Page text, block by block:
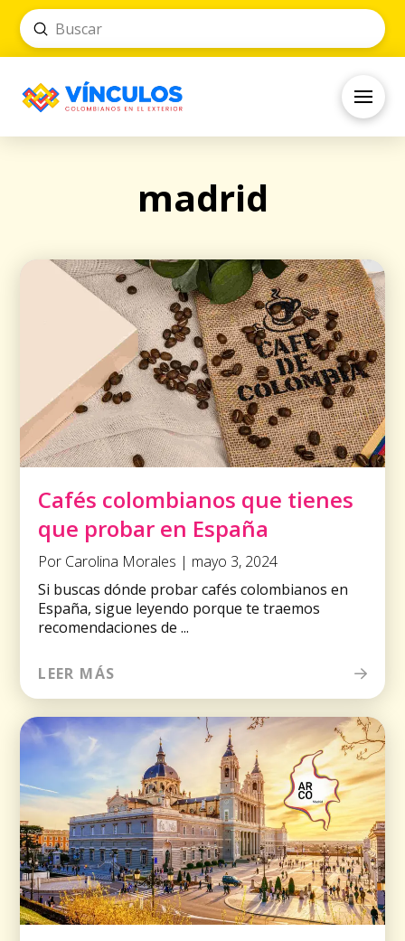
Search
Submit
madrid
Cafés colombianos que tienes
que probar en España
Por Carolina Morales | mayo 3, 2024
Si buscas dónde probar cafés colombianos en
España, sigue leyendo porque te traemos
recomendaciones de ...
LEER MÁS